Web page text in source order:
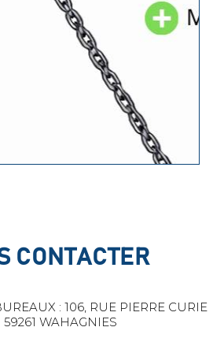
CONTACTER
: 106, RUE PIERRE CURIE
59261 WAHAGNIES